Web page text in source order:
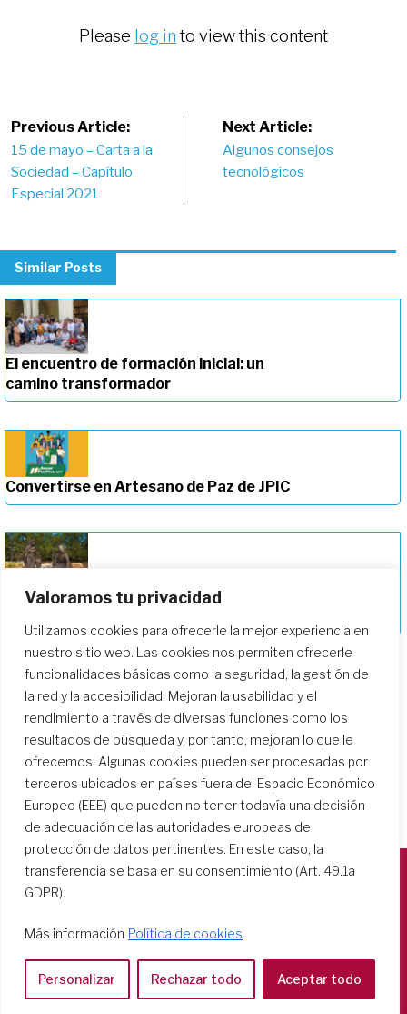
Valoramos tu privacidad
Utilizamos cookies para ofrecerle la mejor experiencia en
nuestro sitio web. Las cookies nos permiten ofrecerle
funcionalidades básicas como la seguridad, la gestión de
la red y la accesibilidad. Mejoran la usabilidad y el
rendimiento a través de diversas funciones como los
resultados de búsqueda y, por tanto, mejoran lo que le
ofrecemos. Algunas cookies pueden ser procesadas por
terceros ubicados en países fuera del Espacio Económico
Europeo (EEE) que pueden no tener todavía una decisión
de adecuación de las autoridades europeas de
protección de datos pertinentes. En este caso, la
transferencia se basa en su consentimiento (Art. 49.1a
GDPR).
Más información Política de cookies
Personalizar Rechazar todo Aceptar todo
Please log in to view this content
Post
navigation
Previous Article:
15 de mayo – Carta a la
Sociedad – Capítulo
Especial 2021
Next Article:
Algunos consejos
tecnológicos
Similar Posts
El encuentro de formación inicial: un
camino transformador
Convertirse en Artesano de Paz de JPIC
Profundizando en nuestro camino de
Casa Generalizia
Tel: 06 58 23 03 32 or 06 58 20 31 17